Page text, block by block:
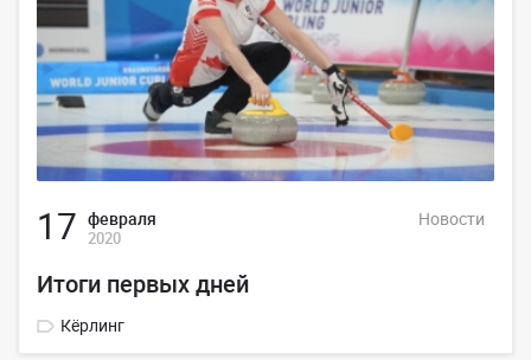
17 февраля
2020
Новости
Итоги первых дней
Кёрлинг